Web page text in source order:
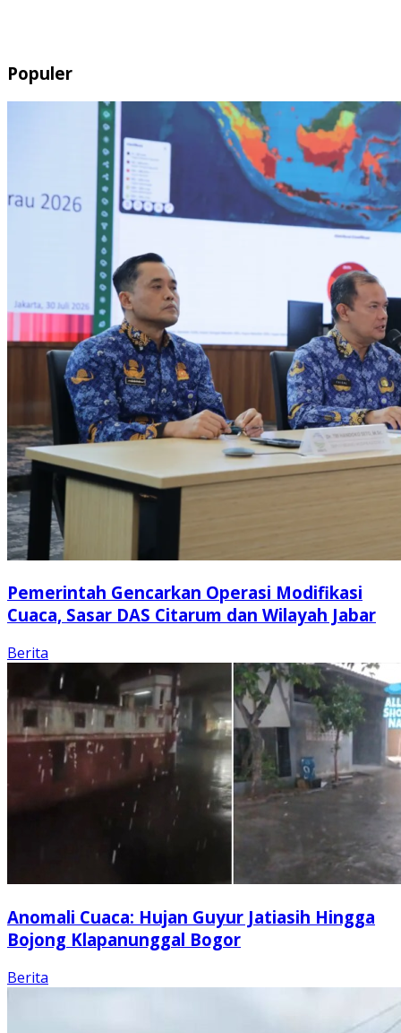
Populer
Pemerintah Gencarkan Operasi Modifikasi
Cuaca, Sasar DAS Citarum dan Wilayah Jabar
Berita
Anomali Cuaca: Hujan Guyur Jatiasih Hingga
Bojong Klapanunggal Bogor
Berita